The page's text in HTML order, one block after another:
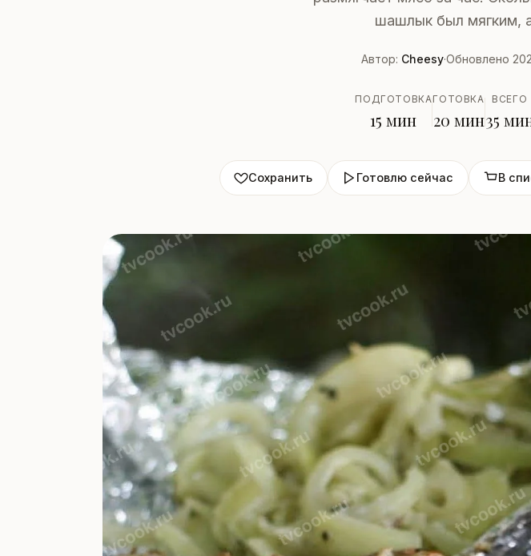
шашлык был мягким,
Автор: Cheesy·Обновлено
ПОДГОТОВКА
15 мин
ГОТОВКА
20 мин
ВСЕГО
35
Сохранить Готовлю сейчас В